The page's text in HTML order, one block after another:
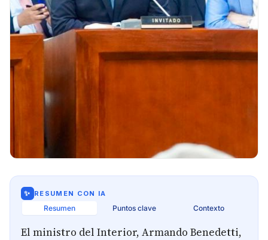
✨ RESUMEN CON IA
Resumen Puntos clave Contexto
El ministro del Interior, Armando Benedetti,